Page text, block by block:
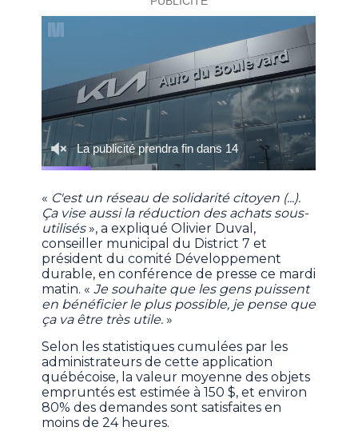
« C'est un réseau de solidarité citoyen (...).
Ça vise aussi la réduction des achats sous-
utilisés», a expliqué Olivier Duval,
conseiller municipal du District 7 et
président du comité Développement
durable, en conférence de presse ce mardi
matin. « Je souhaite que les gens puissent
en bénéficier le plus possible, je pense que
ça va être très utile. »
Selon les statistiques cumulées par les
administrateurs de cette application
québécoise, la valeur moyenne des objets
empruntés est estimée à 150 $, et environ
80% des demandes sont satisfaites en
moins de 24 heures.